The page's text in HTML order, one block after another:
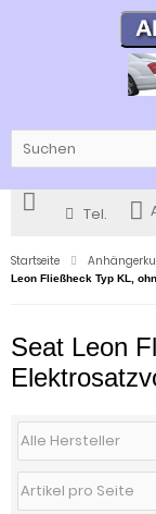
Tel.
Startseite
Leon Fließheck Typ KL,
Seat Leon